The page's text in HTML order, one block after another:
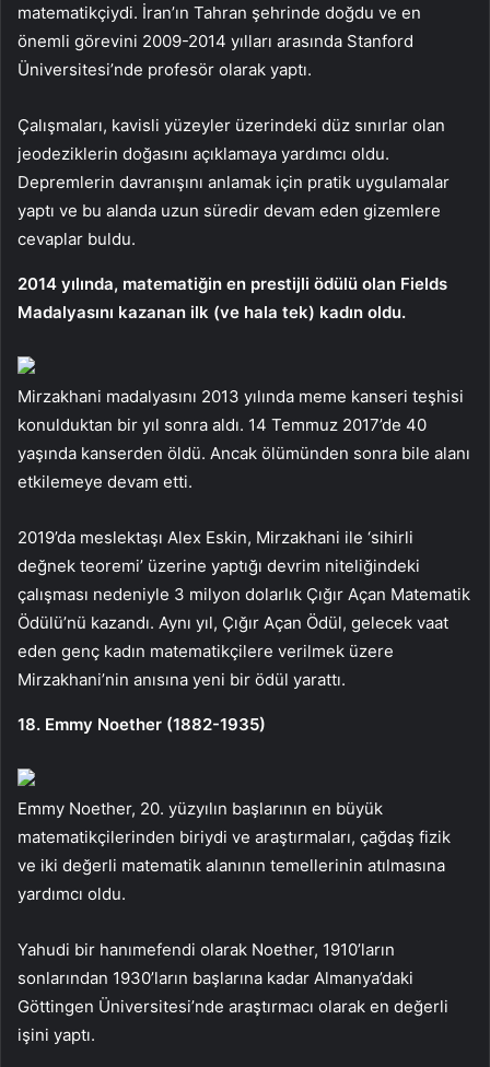
matematikçiydi. İran’ın Tahran şehrinde doğdu ve en
önemli görevini 2009-2014 yılları arasında Stanford
Üniversitesi’nde profesör olarak yaptı.
Çalışmaları, kavisli yüzeyler üzerindeki düz sınırlar olan
jeodeziklerin doğasını açıklamaya yardımcı oldu.
Depremlerin davranışını anlamak için pratik uygulamalar
yaptı ve bu alanda uzun süredir devam eden gizemlere
cevaplar buldu.
2014 yılında, matematiğin en prestijli ödülü olan Fields
Madalyasını kazanan ilk (ve hala tek) kadın oldu.
Mirzakhani madalyasını 2013 yılında meme kanseri teşhisi
konulduktan bir yıl sonra aldı. 14 Temmuz 2017’de 40
yaşında kanserden öldü. Ancak ölümünden sonra bile alanı
etkilemeye devam etti.
2019’da meslektaşı Alex Eskin, Mirzakhani ile ‘sihirli
değnek teoremi’ üzerine yaptığı devrim niteliğindeki
çalışması nedeniyle 3 milyon dolarlık Çığır Açan Matematik
Ödülü’nü kazandı. Aynı yıl, Çığır Açan Ödül, gelecek vaat
eden genç kadın matematikçilere verilmek üzere
Mirzakhani’nin anısına yeni bir ödül yarattı.
18. Emmy Noether (1882-1935)
Emmy Noether, 20. yüzyılın başlarının en büyük
matematikçilerinden biriydi ve araştırmaları, çağdaş fizik
ve iki değerli matematik alanının temellerinin atılmasına
yardımcı oldu.
Yahudi bir hanımefendi olarak Noether, 1910’ların
sonlarından 1930’ların başlarına kadar Almanya’daki
Göttingen Üniversitesi’nde araştırmacı olarak en değerli
işini yaptı.